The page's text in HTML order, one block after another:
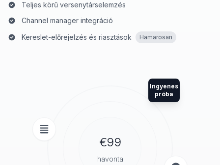
Teljes körű versenytárselemzés
Channel manager integráció
Kereslet-előrejelzés és riasztások
Hamarosan
€99
havonta
Ingyenes
próba